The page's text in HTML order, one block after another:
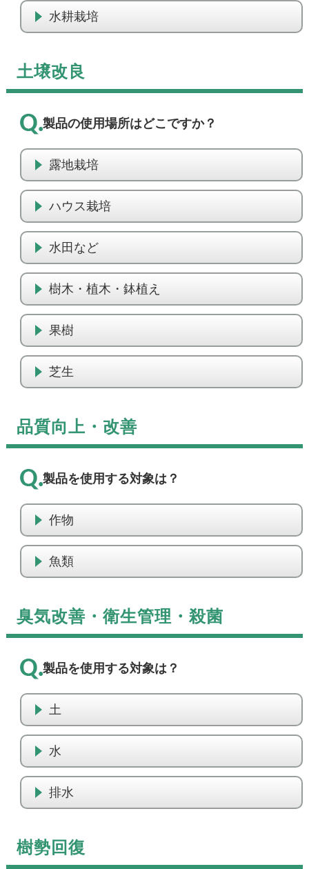
水耕栽培
土壌改良
製品の使用場所はどこですか？
露地栽培
ハウス栽培
水田など
樹木・植木・鉢植え
果樹
芝生
品質向上・改善
製品を使用する対象は？
作物
魚類
臭気改善・衛生管理・殺菌
製品を使用する対象は？
土
水
排水
樹勢回復